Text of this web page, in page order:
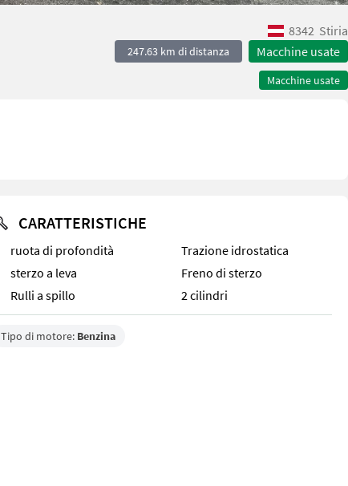
8342 Stiria
247.63 km di distanza Macchine usate
Macchine usate
CARATTERISTICHE
ruota di profondità
Trazione idrostatica
sterzo a leva
Freno di sterzo
Rulli a spillo
2 cilindri
Tipo di motore: Benzina